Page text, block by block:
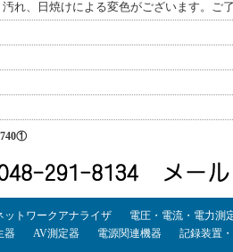
れ、日焼けによる変色がございます。ご了
ットワークアナライザ 電圧・電流・電力測
器 AV測定器 電源関連機器 記録装置